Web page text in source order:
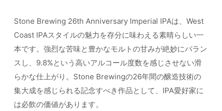
Stone Brewing 26th Anniversary Imperial IPAは、West
Coast IPAスタイルの魅力を存分に味わえる素晴らしい一
本です。強烈な苦味と豊かなモルトの甘みが絶妙にバラン
スし、9.8%という高いアルコール度数を感じさせない滑
らかな仕上がり。Stone Brewingの26年間の醸造技術の
集大成を感じられる記念すべき作品として、IPA愛好家に
は必飲の価値があります。